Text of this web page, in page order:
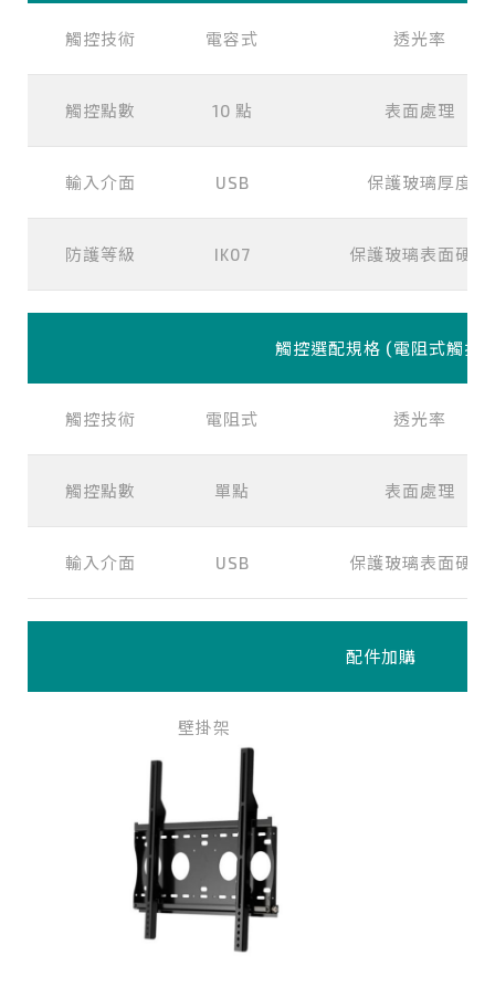
觸控技術 電容式 透光率
觸控點數 10 點 表面處理
輸入介面 USB 保護玻璃厚度
防護等級 IK07 保護玻璃表面硬度
觸控選配規格 (電阻式觸控)
觸控技術 電阻式 透光率
觸控點數 單點 表面處理
輸入介面 USB 保護玻璃表面硬度
配件加購
壁掛架